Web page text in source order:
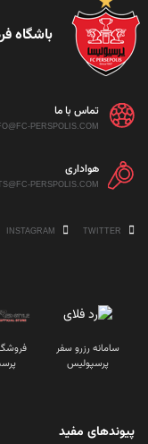
باشگاه
تماس با ما
PERSPOLIS.COM
هواداری
PERSPOLIS.COM
سامانه رزرو سفر
پرسپولیس
پیوندهای مفید